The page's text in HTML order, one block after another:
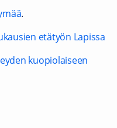
.
etätyön Lapissa
kuopiolaiseen